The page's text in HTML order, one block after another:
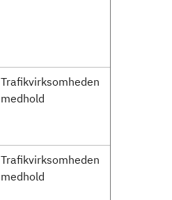
Trafikvirksomheden
medhold
Trafikvirksomheden
medhold